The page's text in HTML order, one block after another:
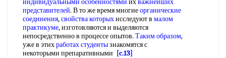
индивидуальными особенностями ихважнейших
представителей. В то же время многиеорганические
соединения,свойства которыхисследуют в малом
практикуме, изготовляются и выделяются
непосредственно в процессе опытов. Таким образом,
уже в этихработах студентызнакомятся с
некоторыми препаративными
[c.13]